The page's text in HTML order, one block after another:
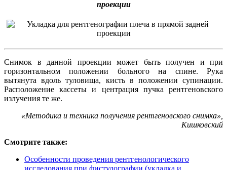
проекции
Снимок в данной проекции может быть получен и при
горизонтальном положении больного на спине. Рука
вытянута вдоль туловища, кисть в положении супинации.
Расположение кассеты и центрация пучка рентгеновского
излучения те же.
«Методика и техника получения рентгеновского снимка»,
Кишковский
Смотрите также:
Особенности проведения рентгенологического
исследования при фистулографии (укладка и